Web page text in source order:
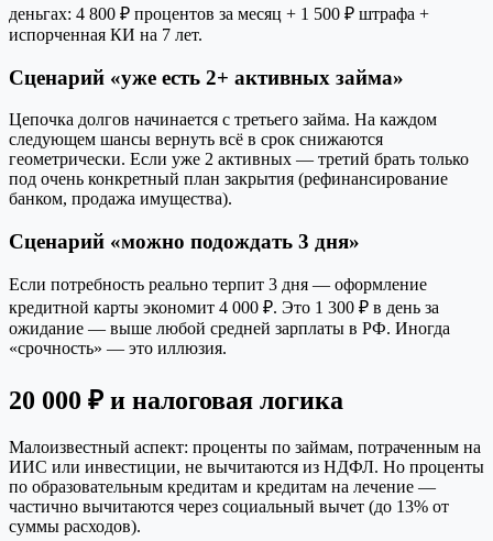
деньгах: 4 800 ₽ процентов за месяц + 1 500 ₽ штрафа +
испорченная КИ на 7 лет.
Сценарий «уже есть 2+ активных займа»
Цепочка долгов начинается с третьего займа. На каждом
следующем шансы вернуть всё в срок снижаются
геометрически. Если уже 2 активных — третий брать только
под очень конкретный план закрытия (рефинансирование
банком, продажа имущества).
Сценарий «можно подождать 3 дня»
Если потребность реально терпит 3 дня — оформление
кредитной карты экономит 4 000 ₽. Это 1 300 ₽ в день за
ожидание — выше любой средней зарплаты в РФ. Иногда
«срочность» — это иллюзия.
20 000 ₽ и налоговая логика
Малоизвестный аспект: проценты по займам, потраченным на
ИИС или инвестиции, не вычитаются из НДФЛ. Но проценты
по образовательным кредитам и кредитам на лечение —
частично вычитаются через социальный вычет (до 13% от
суммы расходов).